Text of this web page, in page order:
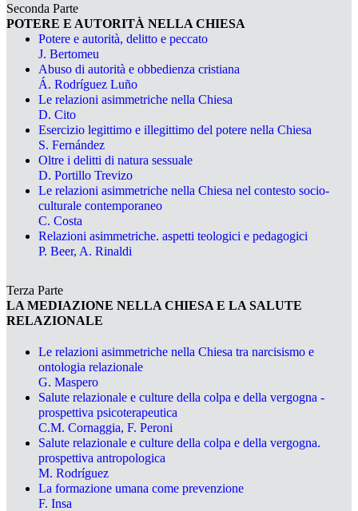
Seconda Parte
POTERE E AUTORITÀ NELLA CHIESA
Potere e autorità, delitto e peccato
J. Bertomeu
Abuso di autorità e obbedienza cristiana
Á. Rodríguez Luño
Le relazioni asimmetriche nella Chiesa
D. Cito
Esercizio legittimo e illegittimo del potere nella Chiesa
S. Fernández
Oltre i delitti di natura sessuale
D. Portillo Trevizo
Le relazioni asimmetriche nella Chiesa nel contesto socio-
culturale contemporaneo
C. Costa
Relazioni asimmetriche. aspetti teologici e pedagogici
P. Beer, A. Rinaldi
Terza Parte
LA MEDIAZIONE NELLA CHIESA E LA SALUTE
RELAZIONALE
Le relazioni asimmetriche nella Chiesa tra narcisismo e
ontologia relazionale
G. Maspero
Salute relazionale e culture della colpa e della vergogna -
prospettiva psicoterapeutica
C.M. Cornaggia, F. Peroni
Salute relazionale e culture della colpa e della vergogna.
prospettiva antropologica
M. Rodríguez
La formazione umana come prevenzione
F. Insa